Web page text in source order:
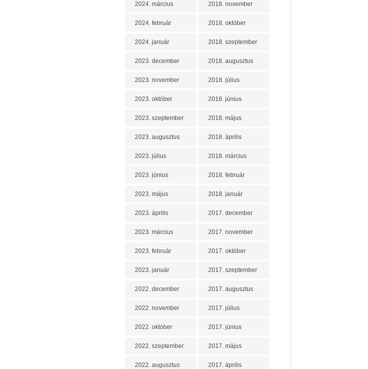
2024. március
2024. február
2024. január
2023. december
2023. november
2023. október
2023. szeptember
2023. augusztus
2023. július
2023. június
2023. május
2023. április
2023. március
2023. február
2023. január
2022. december
2022. november
2022. október
2022. szeptember
2022. augusztus
2018. november
2018. október
2018. szeptember
2018. augusztus
2018. július
2018. június
2018. május
2018. április
2018. március
2018. február
2018. január
2017. december
2017. november
2017. október
2017. szeptember
2017. augusztus
2017. július
2017. június
2017. május
2017. április